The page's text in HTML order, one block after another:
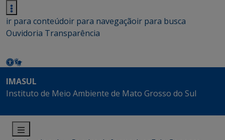
ir para conteúdoir para navegaçãoir para busca
Ouvidoria Transparência
IMASUL
Instituto de Meio Ambiente de Mato Grosso do Sul